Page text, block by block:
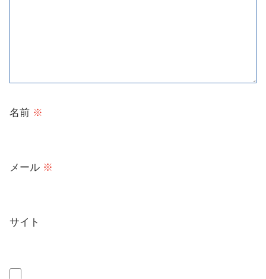
名前 ※
メール ※
サイト